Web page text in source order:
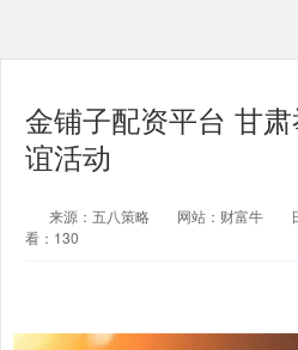
金铺子配资平台 甘肃
谊活动
来源：五八策略 网站：财富牛
看：130